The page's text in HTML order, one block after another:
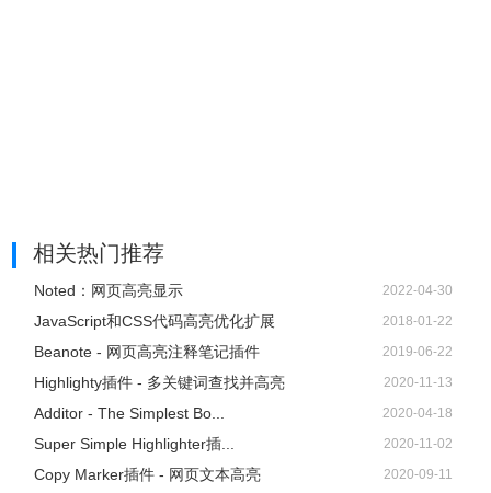
相关热门推荐
Noted：网页高亮显示 2022-04-30
JavaScript和CSS代码高亮优化扩展 2018-01-22
Beanote - 网页高亮注释笔记插件 2019-06-22
Highlighty插件 - 多关键词查找并高亮 2020-11-13
Additor - The Simplest Bo... 2020-04-18
Super Simple Highlighter插... 2020-11-02
Copy Marker插件 - 网页文本高亮 2020-09-11